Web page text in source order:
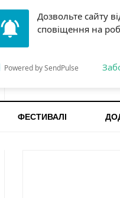
Дозвольте сайту
сповіщення на
Powered by SendPulse
ОСТАННЯ НОВИНА
Gorilla і відповідальна
чому ліміти важливі
ФЕСТИВАЛІ